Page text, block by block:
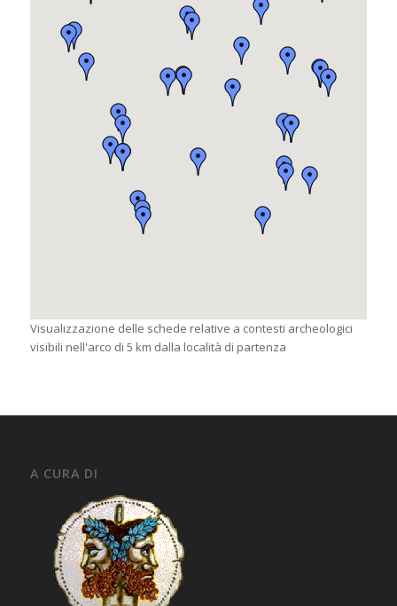
Visualizzazione delle schede relative a contesti archeologici
visibili nell'arco di 5 km dalla località di partenza
A CURA DI